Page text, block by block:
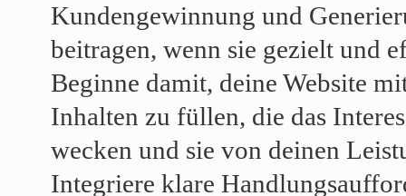
Kundengewinnung und
beitragen, wenn sie gezielt und
Beginne damit, deine Website
Inhalten zu füllen, die das
wecken und sie von deinen
Integriere klare